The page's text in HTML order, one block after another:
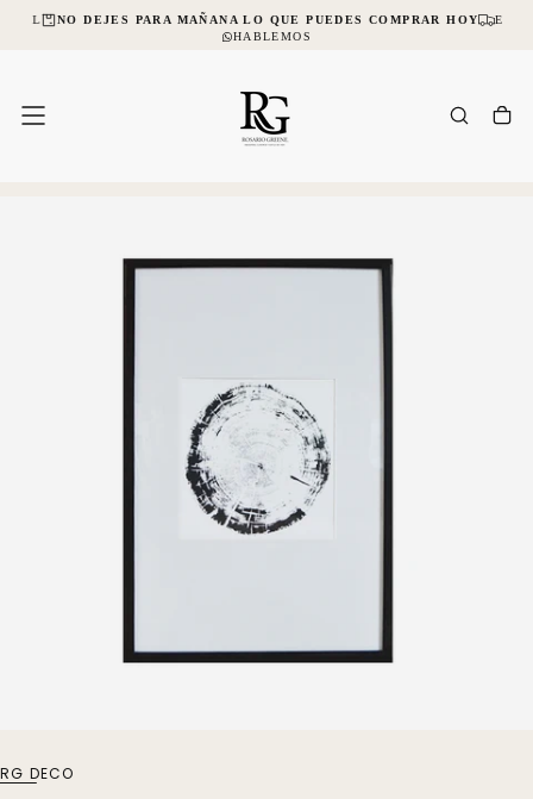
SALTARNO DEJES PARA MAÑANA LO QUE PUEDES COMPRAR HOY
HABLEMOS
RG DECO